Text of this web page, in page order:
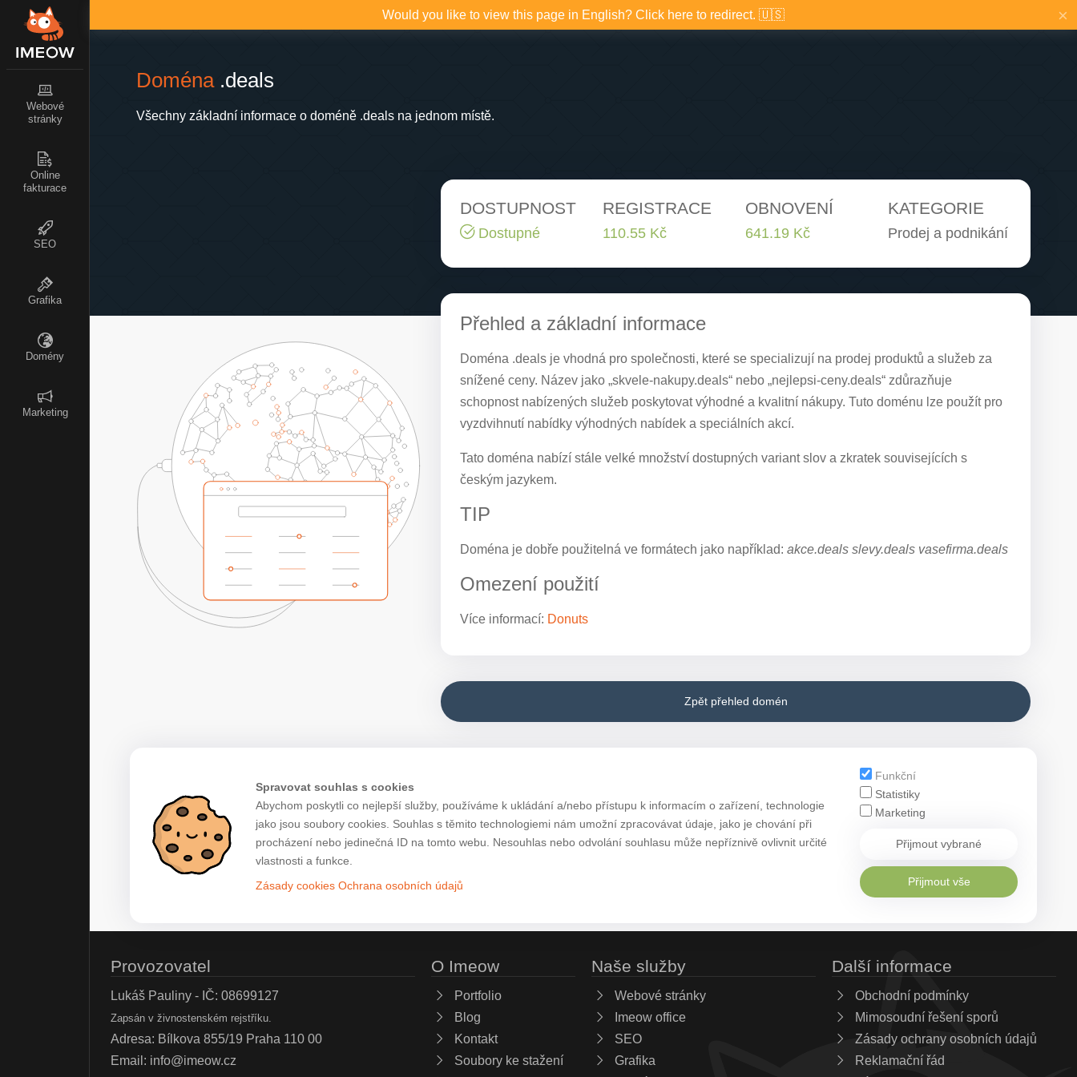
Webové
stránky
Online
fakturace
SEO
Grafika
Domény
Marketing
Would you like to view this page in English? Click here to redirect. 🇺🇸 ×
Doména.deals
Všechny základní informace o doméně .deals na jednom místě.
DOSTUPNOST
Dostupné
REGISTRACE
110.55 Kč
OBNOVENÍ
641.19 Kč
KATEGORIE
Prodej a podnikání
Přehled a základní informace
Doména .deals je vhodná pro společnosti, které se specializují na prodej produktů a služeb za
snížené ceny. Název jako „skvele-nakupy.deals“ nebo „nejlepsi-ceny.deals“ zdůrazňuje
schopnost nabízených služeb poskytovat výhodné a kvalitní nákupy. Tuto doménu lze použít pro
vyzdvihnutí nabídky výhodných nabídek a speciálních akcí.
Tato doména nabízí stále velké množství dostupných variant slov a zkratek souvisejících s
českým jazykem.
TIP
Doména je dobře použitelná ve formátech jako například: akce.deals slevy.deals vasefirma.deals
Omezení použití
Více informací: Donuts
Zpět přehled domén
Spravovat souhlas s cookies
Abychom poskytli co nejlepší služby, používáme k ukládání a/nebo přístupu k informacím o zařízení, technologie
jako jsou soubory cookies. Souhlas s těmito technologiemi nám umožní zpracovávat údaje, jako je chování při
procházení nebo jedinečná ID na tomto webu. Nesouhlas nebo odvolání souhlasu může nepříznivě ovlivnit určité
vlastnosti a funkce.
Zásady cookies Ochrana osobních údajů
Funkční
Statistiky
Marketing
Přijmout vybrané
Přijmout vše
Provozovatel
Lukáš Pauliny - IČ: 08699127
Zapsán v živnostenském rejstříku.
Adresa: Bílkova 855/19 Praha 110 00
Email: info@imeow.cz
O Imeow
Portfolio
Blog
Kontakt
Soubory ke stažení
Naše služby
Webové stránky
Imeow office
SEO
Grafika
Další informace
Obchodní podmínky
Mimosoudní řešení sporů
Zásady ochrany osobních údajů
Reklamační řád